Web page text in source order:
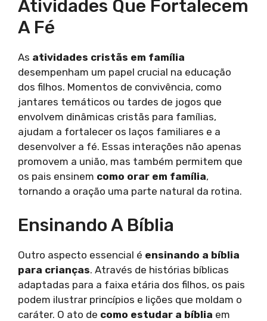
Atividades Que Fortalecem
A Fé
As atividades cristãs em família
desempenham um papel crucial na educação
dos filhos. Momentos de convivência, como
jantares temáticos ou tardes de jogos que
envolvem dinâmicas cristãs para famílias,
ajudam a fortalecer os laços familiares e a
desenvolver a fé. Essas interações não apenas
promovem a união, mas também permitem que
os pais ensinem como orar em família,
tornando a oração uma parte natural da rotina.
Ensinando A Bíblia
Outro aspecto essencial é ensinando a bíblia
para crianças. Através de histórias bíblicas
adaptadas para a faixa etária dos filhos, os pais
podem ilustrar princípios e lições que moldam o
caráter. O ato de como estudar a bíblia em